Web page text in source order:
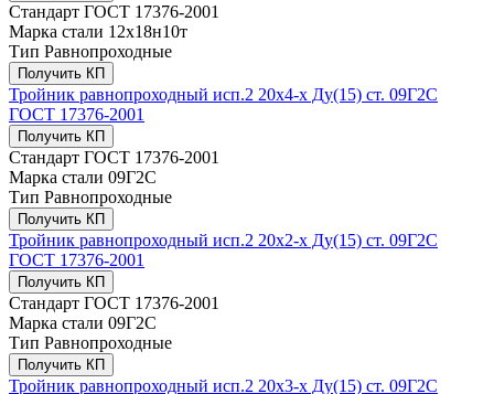
Стандарт ГОСТ 17376-2001
Марка стали 12х18н10т
Тип Равнопроходные
Получить КП
Тройник равнопроходный исп.2 20х4-х Ду(15) ст. 09Г2С
ГОСТ 17376-2001
Получить КП
Стандарт ГОСТ 17376-2001
Марка стали 09Г2С
Тип Равнопроходные
Получить КП
Тройник равнопроходный исп.2 20х2-х Ду(15) ст. 09Г2С
ГОСТ 17376-2001
Получить КП
Стандарт ГОСТ 17376-2001
Марка стали 09Г2С
Тип Равнопроходные
Получить КП
Тройник равнопроходный исп.2 20х3-х Ду(15) ст. 09Г2С